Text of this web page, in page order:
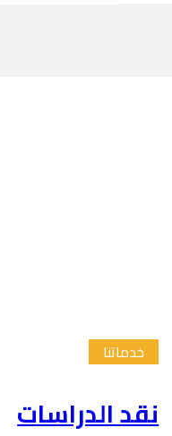
خدماتنا
نقد الدراسات